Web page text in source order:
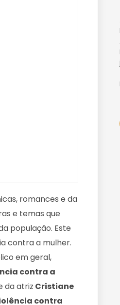
romances e da
e temas que
população. Este
contra a mulher.
em geral,
contra a
da atriz Cristiane
contra